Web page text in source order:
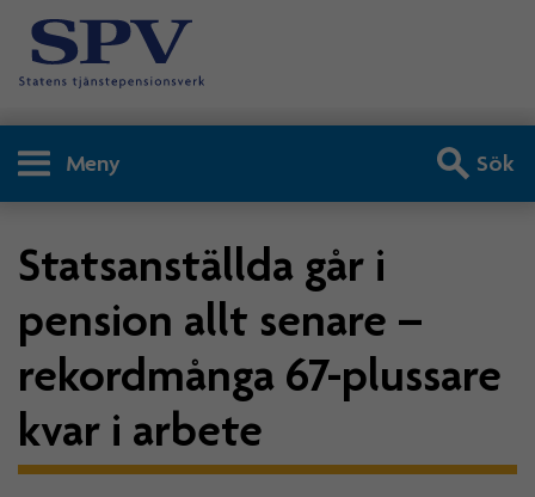
Meny Sök
Statsanställda går i
pension allt senare –
rekordmånga 67-plussare
kvar i arbete